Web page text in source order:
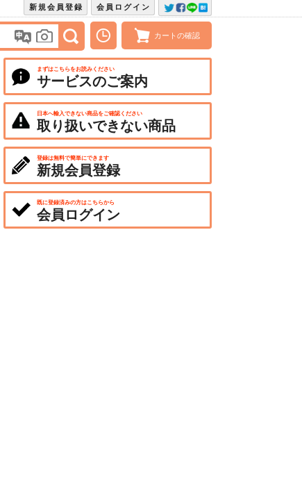
会員ログイン
新規会員登録
カートの確認
まずはこちらをお読みください
サービスのご案内
日本へ輸入できない商品をご確認ください
取り扱いできない商品
登録は無料で簡単にできます
新規会員登録
既に登録済みの方はこちらから
会員ログイン